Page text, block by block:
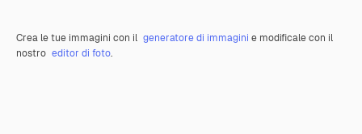
Crea le tue immagini con il generatore di immagini e modificale con il
nostro editor di foto.